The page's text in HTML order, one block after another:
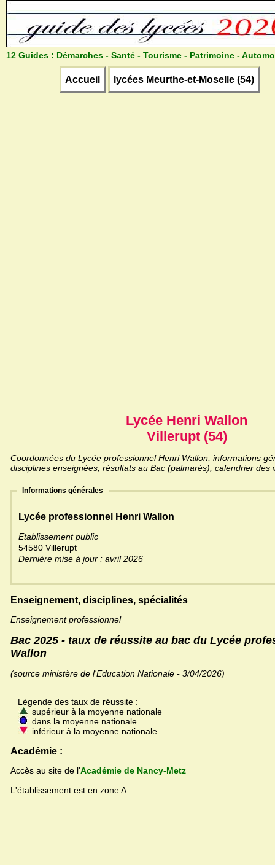
12 Guides : Démarches - Santé - Tourisme - Patrimoine -
Accueil lycées Meurthe-et-Moselle (54)
Lycée Henri Wallon
Villerupt (54)
Coordonnées du Lycée professionnel Henri Wallon, informations
disciplines enseignées, résultats au Bac (palmarès), calendrier des
Informations générales
Lycée professionnel Henri Wallon
Etablissement public
54580 Villerupt
Dernière mise à jour : avril 2026
Enseignement, disciplines, spécialités
Enseignement professionnel
Bac 2025 - taux de réussite au bac du Lycée
Wallon
(source ministère de l'Education Nationale - 3/04/2026)
Légende des taux de réussite :
supérieur à la moyenne nationale
dans la moyenne nationale
inférieur à la moyenne nationale
Académie :
Accès au site de l'Académie de Nancy-Metz
L'établissement est en zone A